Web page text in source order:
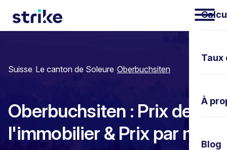
À
Blog
Suisse/Le canton de Soleure/Oberbuchsiten
Oberbuchsiten : Prix de
l'immobilier & Prix par m²